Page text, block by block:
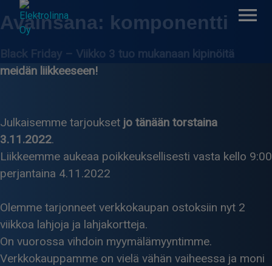
to
content
Elektrolinna Oy
Verkkokauppa
Avainsana: komponentti
Black Friday – Viikko 3 tuo mukanaan kipinöitä
meidän liikkeeseen!
Julkaisemme tarjoukset jo tänään torstaina
3.11.2022.
Liikkeemme aukeaa poikkeuksellisesti vasta kello 9:00
perjantaina 4.11.2022
Olemme tarjonneet verkkokaupan ostoksiin nyt 2
viikkoa lahjoja ja lahjakortteja.
On vuorossa vihdoin myymälämyyntimme.
Verkkokauppamme on vielä vähän vaiheessa ja moni